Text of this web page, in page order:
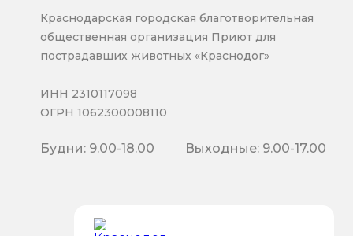
Краснодарская городская благотворительная
общественная организация Приют для
пострадавших животных «Краснодог»
ИНН 2310117098
ОГРН 1062300008110
Будни: 9.00-18.00 Выходные: 9.00-17.00